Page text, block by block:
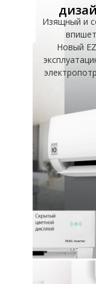
Изящный и
Новый